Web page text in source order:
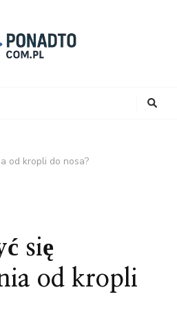
od kropli do nosa?
się
od kropli